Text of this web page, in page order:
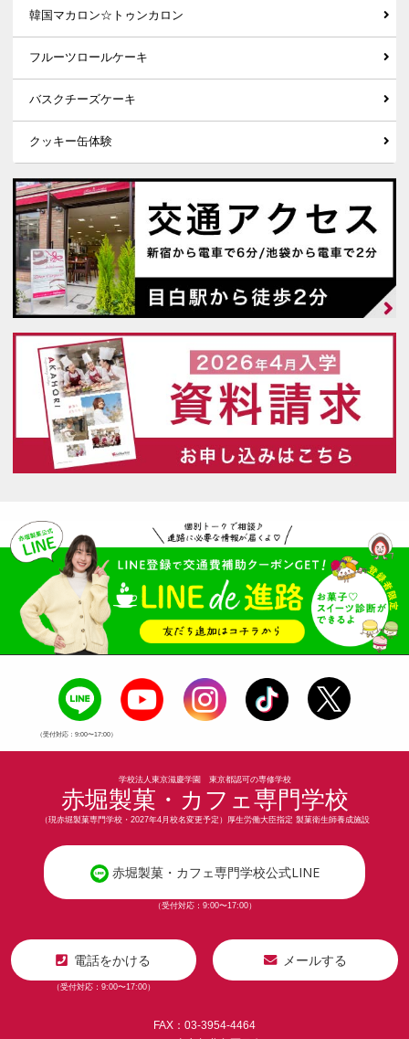
韓国マカロン☆トゥンカロン
フルーツロールケーキ
バスクチーズケーキ
クッキー缶体験
（受付対応：9:00〜17:00）
学校法人東京滋慶学園 東京都認可の専修学校
赤堀製菓・カフェ専門学校
（現赤堀製菓専門学校・2027年4月校名変更予定）厚生労働大臣指定 製菓衛生師養成施設
赤堀製菓・カフェ専門学校公式LINE
（受付対応：9:00〜17:00）
電話をかける
（受付対応：9:00〜17:00）
メールする
FAX：03-3954-4464